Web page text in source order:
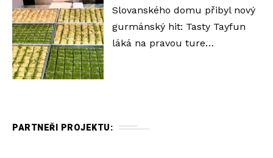
Slovanského domu přibyl nový
gurmánský hit: Tasty Tayfun
láká na pravou ture…
PARTNEŘI PROJEKTU: